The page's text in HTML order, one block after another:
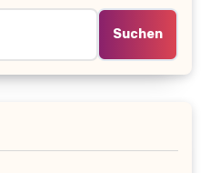
Suchen